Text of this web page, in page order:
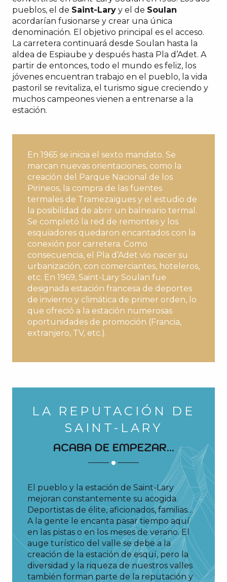
pueblos, el de Saint-Lary y el de Soulan
acordarían fusionarse y crear una única
denominación. El objetivo principal es el acceso.
La carretera continuará desde Soulan hasta la
aldea de Espiaube y después hasta Pla d’Adet. A
partir de entonces, todo el mundo es feliz, los
jóvenes encuentran trabajo en el pueblo, la vida
pastoril se revitaliza, el turismo sigue creciendo y
muchos campeones vienen a entrenarse a la
estación.
En 1965 se inicia el sexto mandato. Se
marcan nuevas orientaciones, como la
creación del Parque Nacional de los
Pirineos, la compra de las fuentes
termales de Tramezaïgues y el estudio de
la posibilidad de abrir un balneario termal.
Se completó la red de remontes y los
esquiadores quedaron encantados con la
conexión por carretera. Como
consecuencia, el Pla d’Adet vio nacer su
urbanización, con comerciantes, hoteleros,
etc. En 1969, Saint-Lary Soulan fue
designada estación francesa de deportes
de invierno y climática de primer orden, lo
que ofreció a la estación numerosas
oportunidades de promoción (Francia,
extranjero, TV, etc.).
LA REPUTACIÓN DE
SAINT-LARY
ACABA DE EMPEZAR...
El pueblo y la estación de Saint-Lary
mejoran constantemente su acogida.
Deportistas de élite, aficionados, familias…
A la gente le encanta pasar tiempo aquí
en las pistas o en los meses de verano. El
auge turístico del valle se debe a la
creación de la estación de esquí, pero la
diversidad y la riqueza de nuestros valles
también forman parte de la reputación y